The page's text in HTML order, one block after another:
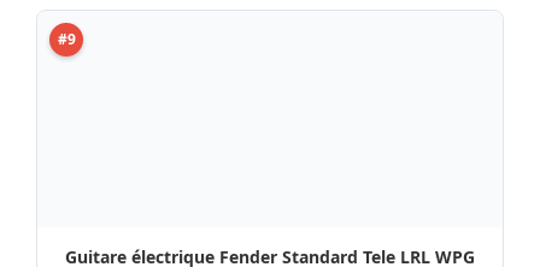
#9
Guitare électrique Fender Standard Tele LRL WPG